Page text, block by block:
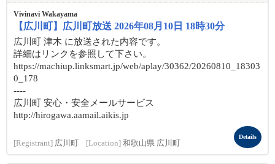
Vivinavi Wakayama
【広川町】広川町放送 2026年08月10日 18時30分
広川町 津木 に放送された内容です。
詳細はリンクを参照して下さい。
https://machiup.linksmart.jp/web/aplay/30362/20260810_18303
0_178
----
広川町 安心・安全メールサービス
http://hirogawa.aamail.aikis.jp
[Registrant] 広川町 [Location] 和歌山県 広川町
Details